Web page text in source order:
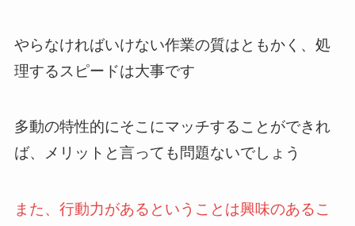
やらなければいけない作業の質はともかく、処
理するスピードは大事です
多動の特性的にそこにマッチすることができれ
ば、メリットと言っても問題ないでしょう
また、行動力があるということは興味のあるこ